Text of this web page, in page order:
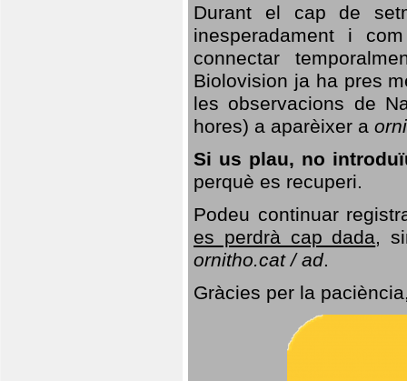
Durant el cap de
inesperadament i
connectar
Biolovision ja ha pres
les observacions de
hores) a aparèixer a
Si us plau, no
perquè es recuperi.
Podeu continuar
es perdrà cap dada,
ornitho.cat / ad.
Gràcies per la